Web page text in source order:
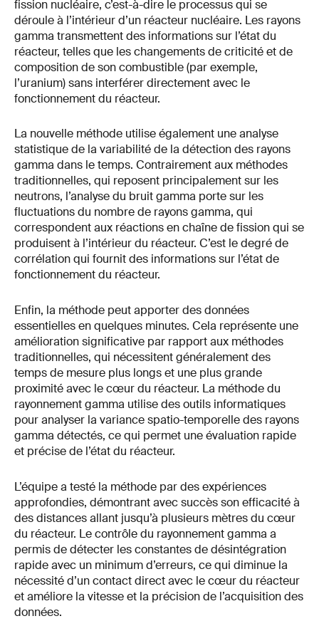
fission nucléaire, c’est-à-dire le processus qui se
déroule à l’intérieur d’un réacteur nucléaire. Les rayons
gamma transmettent des informations sur l’état du
réacteur, telles que les changements de criticité et de
composition de son combustible (par exemple,
l’uranium) sans interférer directement avec le
fonctionnement du réacteur.
La nouvelle méthode utilise également une analyse
statistique de la variabilité de la détection des rayons
gamma dans le temps. Contrairement aux méthodes
traditionnelles, qui reposent principalement sur les
neutrons, l’analyse du bruit gamma porte sur les
fluctuations du nombre de rayons gamma, qui
correspondent aux réactions en chaîne de fission qui se
produisent à l’intérieur du réacteur. C’est le degré de
corrélation qui fournit des informations sur l’état de
fonctionnement du réacteur.
Enfin, la méthode peut apporter des données
essentielles en quelques minutes. Cela représente une
amélioration significative par rapport aux méthodes
traditionnelles, qui nécessitent généralement des
temps de mesure plus longs et une plus grande
proximité avec le cœur du réacteur. La méthode du
rayonnement gamma utilise des outils informatiques
pour analyser la variance spatio-temporelle des rayons
gamma détectés, ce qui permet une évaluation rapide
et précise de l’état du réacteur.
L’équipe a testé la méthode par des expériences
approfondies, démontrant avec succès son efficacité à
des distances allant jusqu’à plusieurs mètres du cœur
du réacteur. Le contrôle du rayonnement gamma a
permis de détecter les constantes de désintégration
rapide avec un minimum d’erreurs, ce qui diminue la
nécessité d’un contact direct avec le cœur du réacteur
et améliore la vitesse et la précision de l’acquisition des
données.